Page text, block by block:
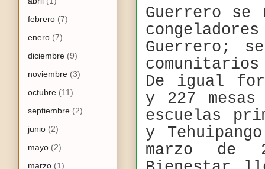
Guerrero
Guerrero;
De igual
y 227
escuelas
y
marzo de
febrero (7)
enero (7)
diciembre (9)
noviembre (3)
octubre (11)
septiembre (2)
junio (2)
mayo (2)
marzo (1)